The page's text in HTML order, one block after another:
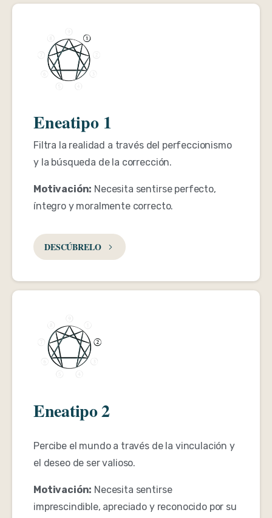
Eneatipo 1
Filtra la realidad a través del perfeccionismo
y la búsqueda de la corrección.
Motivación: Necesita sentirse perfecto,
íntegro y moralmente correcto.
DESCÚBRELO
Eneatipo 2
Percibe el mundo a través de la vinculación y
el deseo de ser valioso.
Motivación: Necesita sentirse
imprescindible, apreciado y reconocido por su